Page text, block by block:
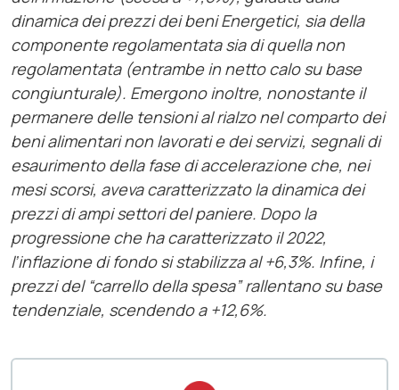
dinamica dei prezzi dei beni Energetici, sia della
componente regolamentata sia di quella non
regolamentata (entrambe in netto calo su base
congiunturale). Emergono inoltre, nonostante il
permanere delle tensioni al rialzo nel comparto dei
beni alimentari non lavorati e dei servizi, segnali di
esaurimento della fase di accelerazione che, nei
mesi scorsi, aveva caratterizzato la dinamica dei
prezzi di ampi settori del paniere. Dopo la
progressione che ha caratterizzato il 2022,
l’inflazione di fondo si stabilizza al +6,3%. Infine, i
prezzi del “carrello della spesa” rallentano su base
tendenziale, scendendo a +12,6%.